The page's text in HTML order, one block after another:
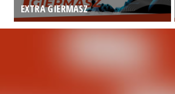
EXTRA GIERMASZ